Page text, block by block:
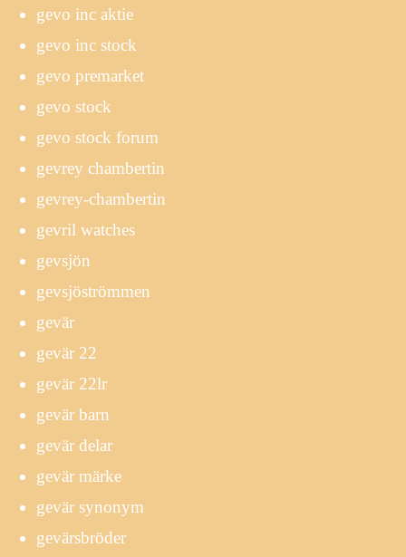
gevo inc aktie
gevo inc stock
gevo premarket
gevo stock
gevo stock forum
gevrey chambertin
gevrey-chambertin
gevril watches
gevsjön
gevsjöströmmen
gevär
gevär 22
gevär 22lr
gevär barn
gevär delar
gevär märke
gevär synonym
gevärsbröder